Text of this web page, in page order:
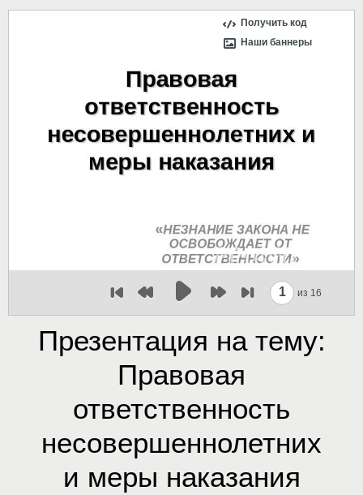
Получить код
Наши баннеры
1 из 16
Презентация на тему:
Правовая
ответственность
несовершеннолетних
и меры наказания